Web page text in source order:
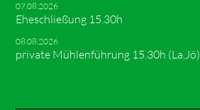
07.08.2026
Eheschließung 15.30h
08.08.2026
private Mühlenführung 15.30h (La,Jö)